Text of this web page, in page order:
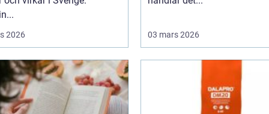
2026 03 mars 2026